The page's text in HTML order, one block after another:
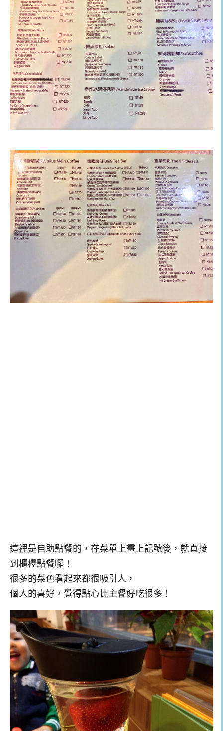
這裡是自助點餐的，在菜單上畫上記號後，就直接
到櫃檯點餐囉！
很多的菜色看起來都很吸引人，
個人的喜好，覺得點心比主餐好吃很多！